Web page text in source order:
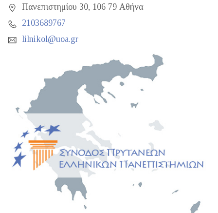
Πανεπιστημίου 30, 106 79 Αθήνα
2103689767
lilnikol@uoa.gr